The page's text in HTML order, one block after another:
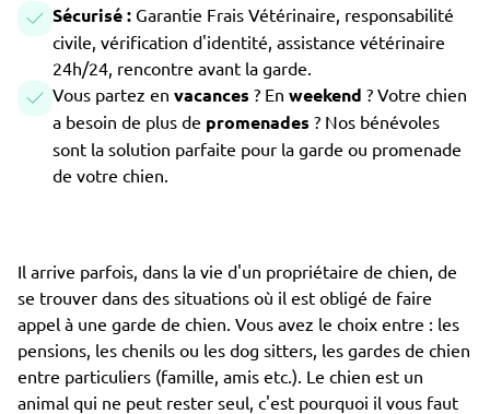
Sécurisé : Garantie Frais Vétérinaire, responsabilité
civile, vérification d'identité, assistance vétérinaire
24h/24, rencontre avant la garde.
Vous partez en vacances ? En weekend ? Votre chien
a besoin de plus de promenades ? Nos bénévoles
sont la solution parfaite pour la garde ou promenade
de votre chien.
Il arrive parfois, dans la vie d'un propriétaire de chien, de
se trouver dans des situations où il est obligé de faire
appel à une garde de chien. Vous avez le choix entre : les
pensions, les chenils ou les dog sitters, les gardes de chien
entre particuliers (famille, amis etc.). Le chien est un
animal qui ne peut rester seul, c'est pourquoi il vous faut